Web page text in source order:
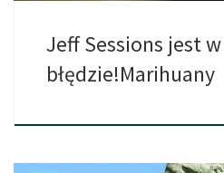
Jeff Sessions jest w
błędzie!Marihuany